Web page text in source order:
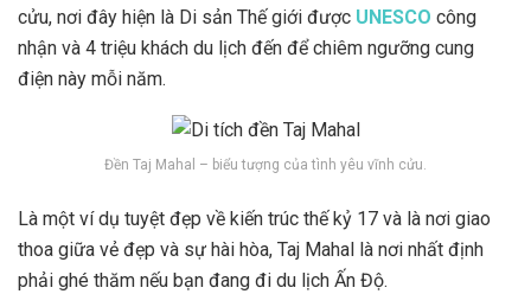
cửu, nơi đây hiện là Di sản Thế giới được UNESCO công
nhận và 4 triệu khách du lịch đến để chiêm ngưỡng cung
điện này mỗi năm.
Đền Taj Mahal – biểu tượng của tình yêu vĩnh cửu.
Là một ví dụ tuyệt đẹp về kiến ​​trúc thế kỷ 17 và là nơi giao
thoa giữa vẻ đẹp và sự hài hòa, Taj Mahal là nơi nhất định
phải ghé thăm nếu bạn đang đi du lịch Ấn Độ.